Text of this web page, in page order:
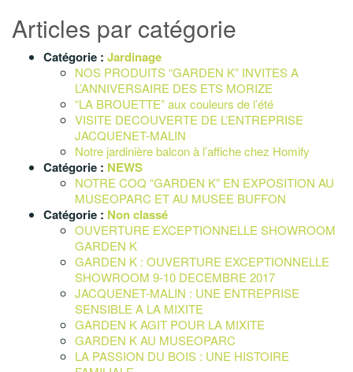
Articles par catégorie
Catégorie : Jardinage
NOS PRODUITS “GARDEN K” INVITES A
L’ANNIVERSAIRE DES ETS MORIZE
“LA BROUETTE” aux couleurs de l’été
VISITE DECOUVERTE DE L’ENTREPRISE
JACQUENET-MALIN
Notre jardinière balcon à l’affiche chez Homify
Catégorie : NEWS
NOTRE COQ “GARDEN K” EN EXPOSITION AU
MUSEOPARC ET AU MUSEE BUFFON
Catégorie : Non classé
OUVERTURE EXCEPTIONNELLE SHOWROOM
GARDEN K
GARDEN K : OUVERTURE EXCEPTIONNELLE
SHOWROOM 9-10 DECEMBRE 2017
JACQUENET-MALIN : UNE ENTREPRISE
SENSIBLE A LA MIXITE
GARDEN K AGIT POUR LA MIXITE
GARDEN K AU MUSEOPARC
LA PASSION DU BOIS : UNE HISTOIRE